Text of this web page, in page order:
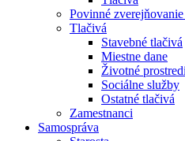
Povinné
Tlačivá
Stavebné tlačivá
Miestne dane
Životné
Sociálne služby
Ostatné tlačivá
Zamestnanci
Samospráva